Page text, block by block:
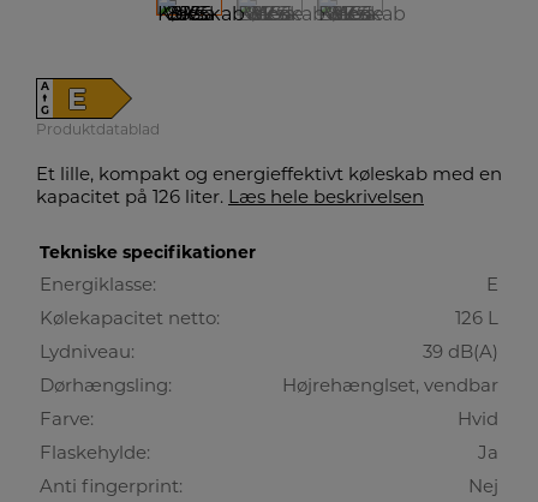
A
↑
G
E
Produktdatablad
Et lille, kompakt og energieffektivt køleskab med en
kapacitet på 126 liter. Læs hele beskrivelsen
Tekniske specifikationer
Energiklasse:
E
Kølekapacitet netto:
126 L
Lydniveau:
39 dB(A)
Dørhængsling:
Højrehænglset, vendbar
Farve:
Hvid
Flaskehylde:
Ja
Anti fingerprint:
Nej